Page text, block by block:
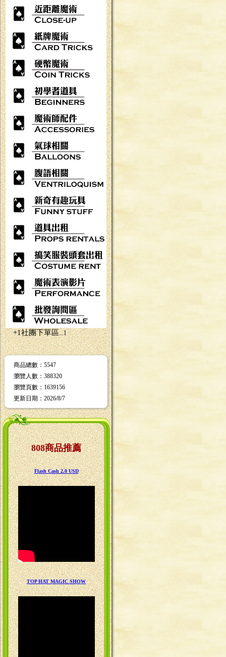
+1社團下單區...1
商品總數 ：5547
瀏覽人數 ： 388320
瀏覽頁數 ： 1639156
更新日期 ：2026/8/7
808商品推薦
Flash Cash 2.0 USD
TOP HAT MAGIC SHOW